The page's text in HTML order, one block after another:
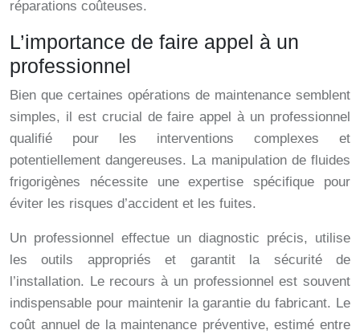
réparations coûteuses.
L’importance de faire appel à un
professionnel
Bien que certaines opérations de maintenance semblent
simples, il est crucial de faire appel à un professionnel
qualifié pour les interventions complexes et
potentiellement dangereuses. La manipulation de fluides
frigorigènes nécessite une expertise spécifique pour
éviter les risques d’accident et les fuites.
Un professionnel effectue un diagnostic précis, utilise
les outils appropriés et garantit la sécurité de
l’installation. Le recours à un professionnel est souvent
indispensable pour maintenir la garantie du fabricant. Le
coût annuel de la maintenance préventive, estimé entre